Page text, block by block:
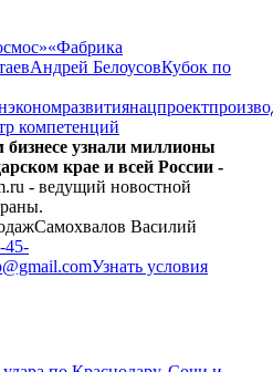
«Фабрика
Андрей БелоусовКубок по
нацпроект
компетенций
узнали миллионы
крае и всей России -
- ведущий новостной
Самохвалов Василий
45-
Узнать условия